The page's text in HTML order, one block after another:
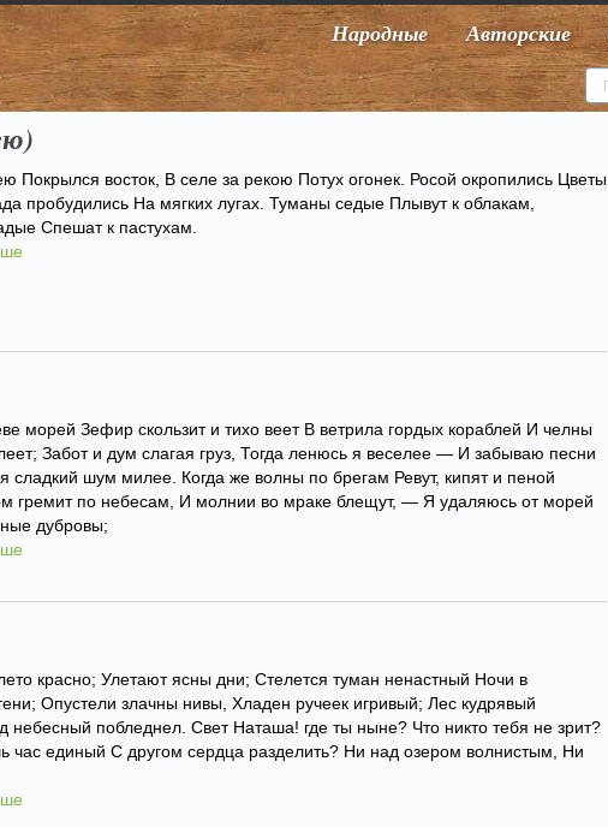
Народные Авторские
Покрылся восток, В селе за рекою Потух огонек. Росой окропились Цветы
пробудились На мягких лугах. Туманы седые Плывут к облакам,
Спешат к пастухам.
морей Зефир скользит и тихо веет В ветрила гордых кораблей И челны
Забот и дум слагая груз, Тогда ленюсь я веселее — И забываю песни
сладкий шум милее. Когда же волны по брегам Ревут, кипят и пеной
гремит по небесам, И молнии во мраке блещут, — Я удаляюсь от морей
дубровы;
красно; Улетают ясны дни; Стелется туман ненастный Ночи в
Опустели злачны нивы, Хладен ручеек игривый; Лес кудрявый
небесный побледнел. Свет Наташа! где ты ныне? Что никто тебя не зрит?
час единый С другом сердца разделить? Ни над озером волнистым, Ни